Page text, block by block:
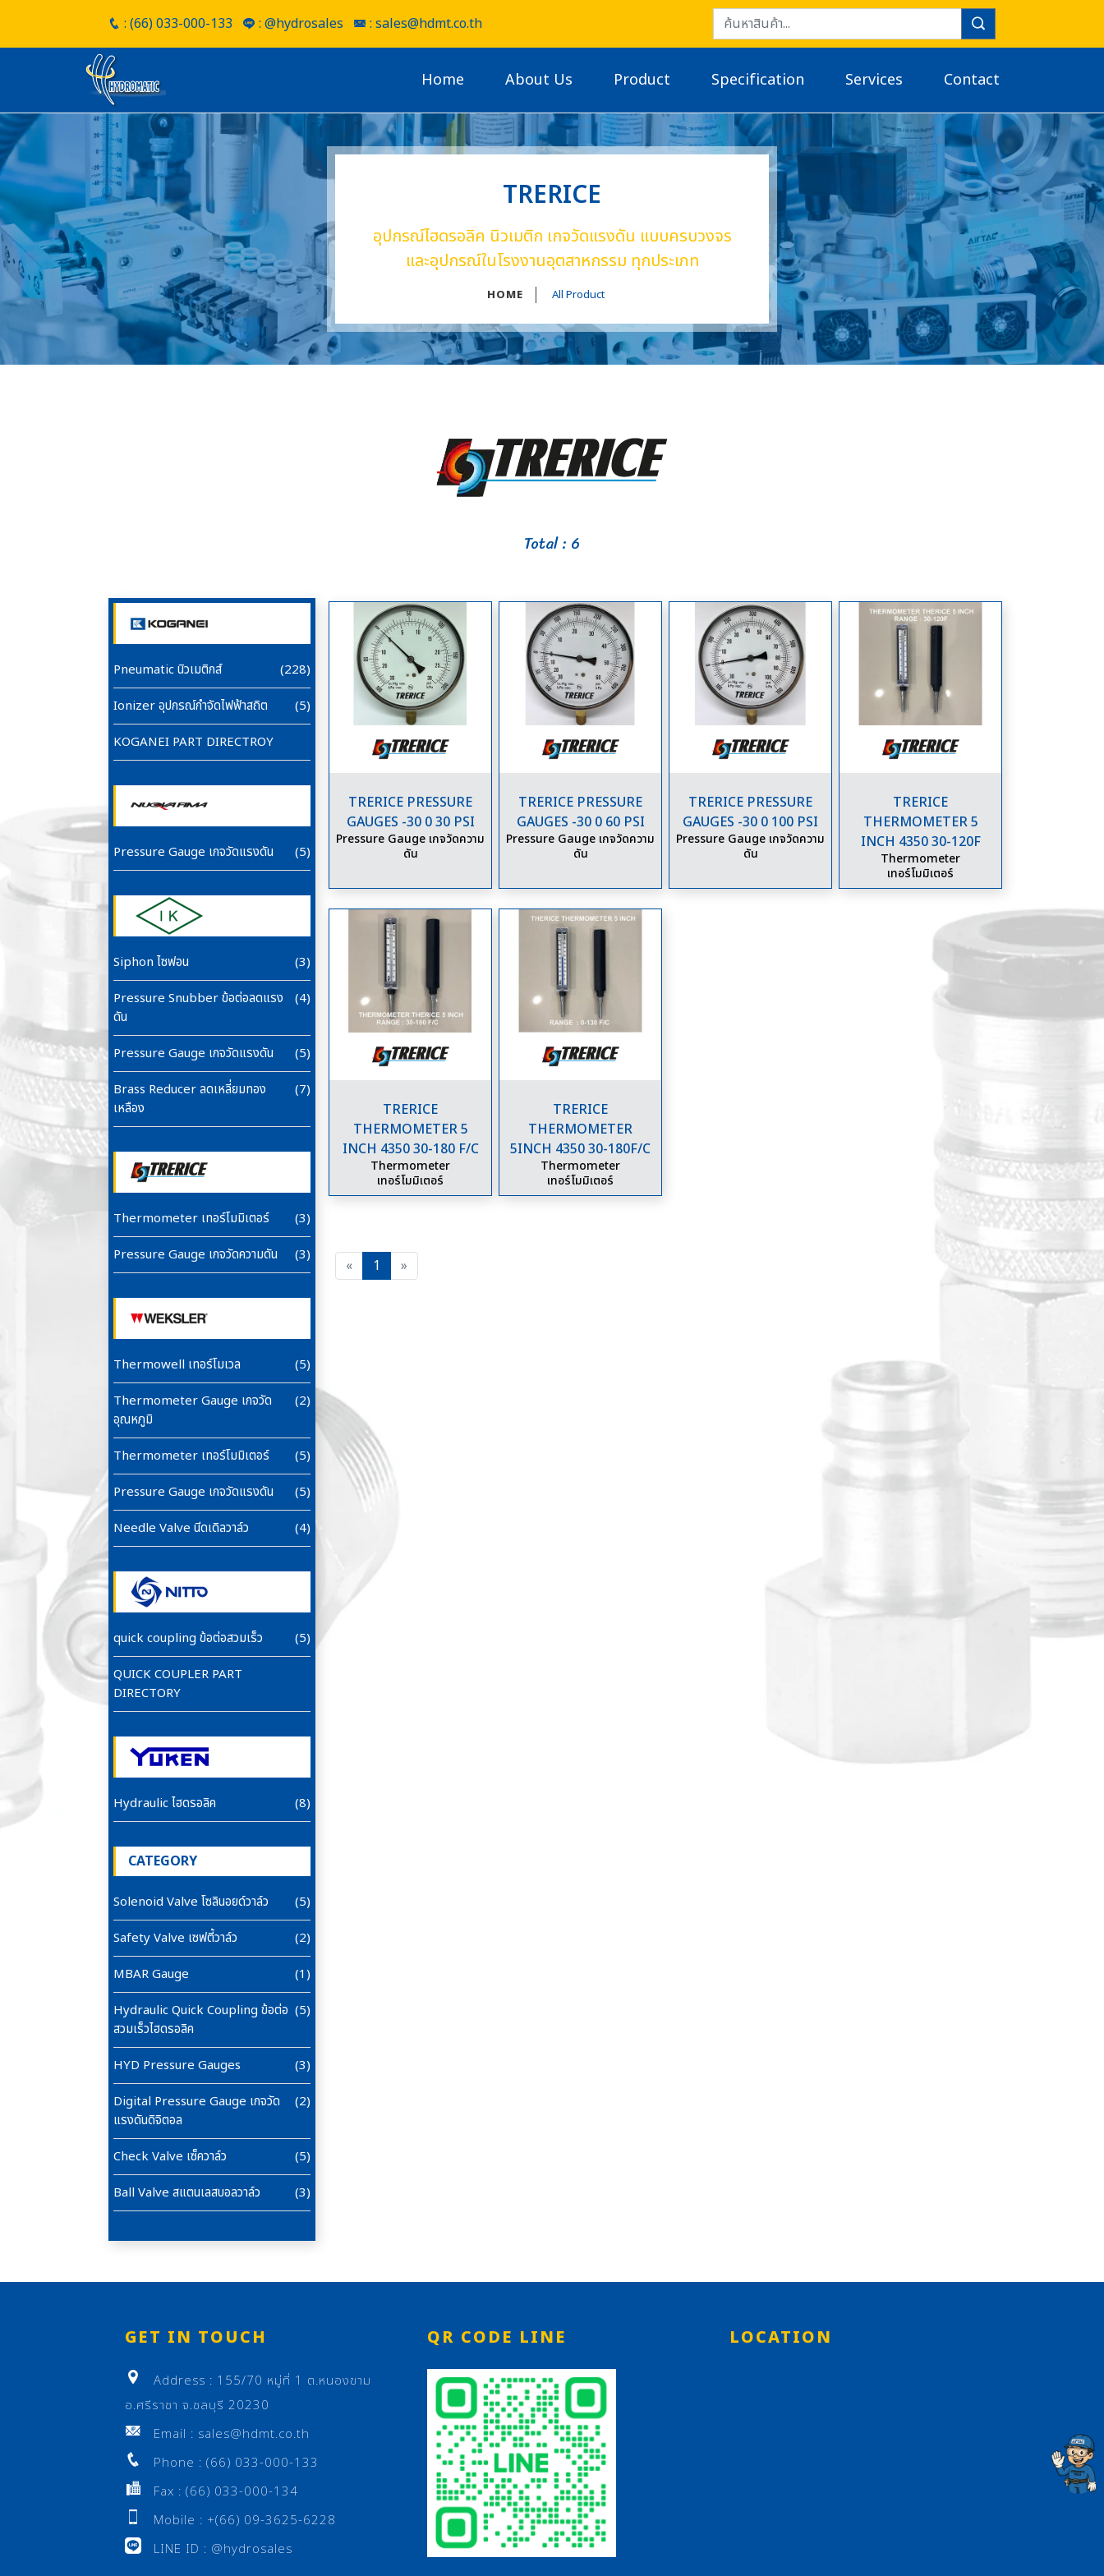
: (66) 033-000-133 : @hydrosales : sales@hdmt.co.th
Home About Us Product Specification Services Contact
TRERICE
อุปกรณ์ไฮดรอลิค นิวเมติก เกจวัดแรงดัน แบบครบวงจร
และอุปกรณ์ในโรงงานอุตสาหกรรม ทุกประเภท
HOME All Product
Total : 6
Pneumatic นิวเมติกส์
(228)
Ionizer อุปกรณ์กำจัดไฟฟ้าสถิต
(5)
KOGANEI PART DIRECTROY
Pressure Gauge เกจวัดแรงดัน (5)
Siphon ไซฟอน
(3)
Pressure Snubber ข้อต่อลดแรง
ดัน
(4)
Pressure Gauge เกจวัดแรงดัน
(5)
Brass Reducer ลดเหลี่ยมทอง
เหลือง
(7)
Thermometer เทอร์โมมิเตอร์
(3)
Pressure Gauge เกจวัดความดัน
(3)
Thermowell เทอร์โมเวล
(5)
Thermometer Gauge เกจวัด
อุณหภูมิ
(2)
Thermometer เทอร์โมมิเตอร์
(5)
Pressure Gauge เกจวัดแรงดัน
(5)
Needle Valve นีดเดิลวาล์ว
(4)
quick coupling ข้อต่อสวมเร็ว
(5)
QUICK COUPLER PART
DIRECTORY
Hydraulic ไฮดรอลิค (8)
CATEGORY
Solenoid Valve โซลินอยด์วาล์ว
(5)
Safety Valve เซฟตี้วาล์ว
(2)
MBAR Gauge
(1)
Hydraulic Quick Coupling ข้อต่อ
สวมเร็วไฮดรอลิค
(5)
HYD Pressure Gauges
(3)
Digital Pressure Gauge เกจวัด
แรงดันดิจิตอล
(2)
Check Valve เซ็ควาล์ว
(5)
Ball Valve สแตนเลสบอลวาล์ว
(3)
TRERICE PRESSURE
GAUGES -30 0 30 PSI
Pressure Gauge เกจวัดความ
ดัน
TRERICE PRESSURE
GAUGES -30 0 60 PSI
Pressure Gauge เกจวัดความ
ดัน
TRERICE PRESSURE
GAUGES -30 0 100 PSI
Pressure Gauge เกจวัดความ
ดัน
TRERICE
THERMOMETER 5
INCH 4350 30-120F
Thermometer
เทอร์โมมิเตอร์
TRERICE
THERMOMETER 5
INCH 4350 30-180 F/C
Thermometer
เทอร์โมมิเตอร์
TRERICE
THERMOMETER
5INCH 4350 30-180F/C
Thermometer
เทอร์โมมิเตอร์
«Previous
1 »
GET IN TOUCH
Address : 155/70 หมู่ที่ 1 ต.หนองขาม
อ.ศรีราชา จ.ชลบุรี 20230
Email : sales@hdmt.co.th
Phone : (66) 033-000-133
Fax : (66) 033-000-134
Mobile : +(66) 09-3625-6228
LINE ID : @hydrosales
QR CODE LINE LOCATION